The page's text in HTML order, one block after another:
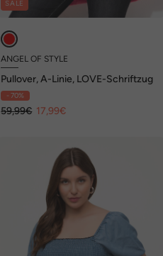
SALE
ANGEL OF STYLE
Pullover, A-Linie, LOVE-Schriftzug
- 70%
59,99€ 17,99€